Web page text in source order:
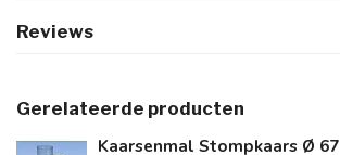
Reviews
Gerelateerde producten
Kaarsenmal Stompkaars Ø 67